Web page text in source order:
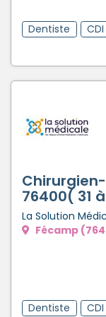
Dentiste CDI
76400( 31
La Solution
Fécamp
Dentiste CDI